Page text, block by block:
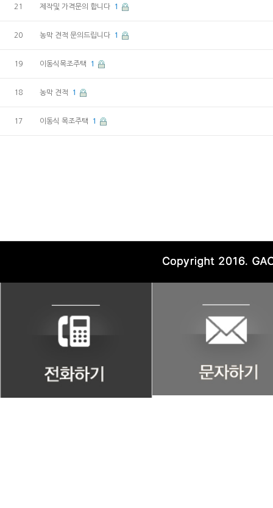
21 제작및 가격문의 합니다 1
20 농막 견적 문의드립니다 1
19 이동식목조주택 1
18 농막 견적 1
17 이동식 목조주택 1